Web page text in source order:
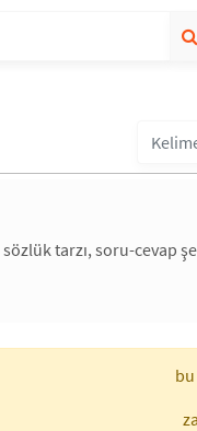
tarzı, soru-cevap